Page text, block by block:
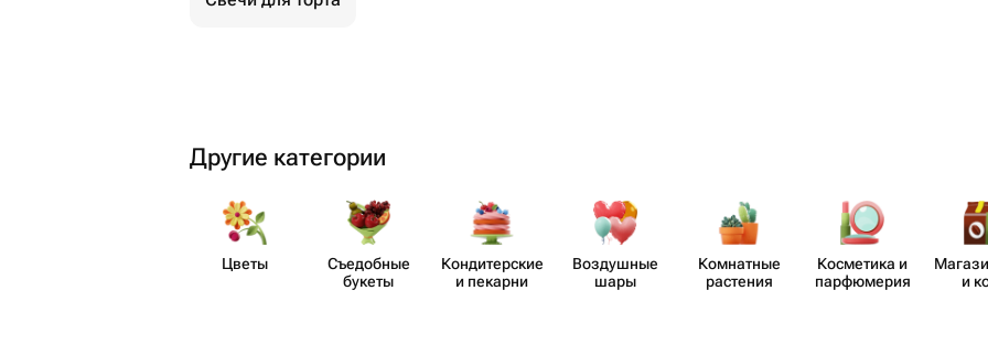
Другие категории
Цветы
Съедобные
букеты
Кондит​ерские
и пекарни
Воздушные
шары
Комнатные
растения
Косметика и
парф​юмерия
и